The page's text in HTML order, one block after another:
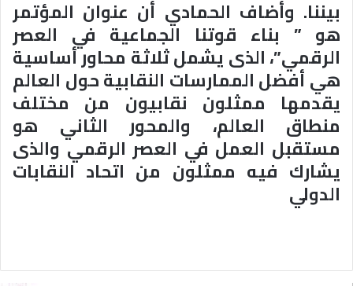
بيننا. وأضاف الحمادي أن عنوان المؤتمر
هو ” بناء قوتنا الجماعية في العصر
الرقمي”، الذى يشمل ثلاثة محاور أساسية
هي أفضل الممارسات النقابية حول العالم
يقدمها ممثلون نقابيون من مختلف
منطاق العالم، والمحور الثاني هو
مستقبل العمل في العصر الرقمي والذى
يشارك فيه ممثلون من اتحاد النقابات
الدولي